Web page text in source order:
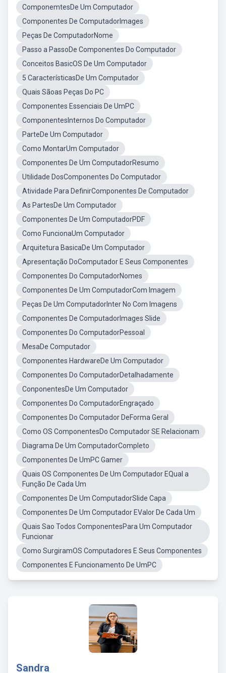
ComponemtesDe Um Computador
Componentes De ComputadorImages
Peças De ComputadorNome
Passo a PassoDe Componentes Do Computador
Conceitos BasicOS De Um Computador
5 CaracterísticasDe Um Computador
Quais Sãoas Peças Do PC
Componentes Essenciais De UmPC
ComponentesInternos Do Computador
ParteDe Um Computador
Como MontarUm Computador
Componentes De Um ComputadorResumo
Utilidade DosComponentes Do Computador
Atividade Para DefinirComponentes De Computador
As PartesDe Um Computador
Componentes De Um ComputadorPDF
Como FuncionaUm Computador
Arquitetura BasicaDe Um Computador
Apresentação DoComputador E Seus Componentes
Componentes Do ComputadorNomes
Componentes De Um ComputadorCom Imagem
Peças De Um ComputadorInter No Com Imagens
Componentes De ComputadorImages Slide
Componentes Do ComputadorPessoal
MesaDe Computador
Componentes HardwareDe Um Computador
Componentes Do ComputadorDetalhadamente
ConponentesDe Um Computador
Componentes Do ComputadorEngraçado
Componentes Do Computador DeForma Geral
Como OS ComponentesDo Computador SE Relacionam
Diagrama De Um ComputadorCompleto
Componentes De UmPC Gamer
Quais OS Componentes De Um Computador EQual a
Função De Cada Um
Componentes De Um ComputadorSlide Capa
Componentes De Um Computador EValor De Cada Um
Quais Sao Todos ComponentesPara Um Computador
Funcionar
Como SurgiramOS Computadores E Seus Componentes
Componentes E Funcionamento De UmPC
Sandra